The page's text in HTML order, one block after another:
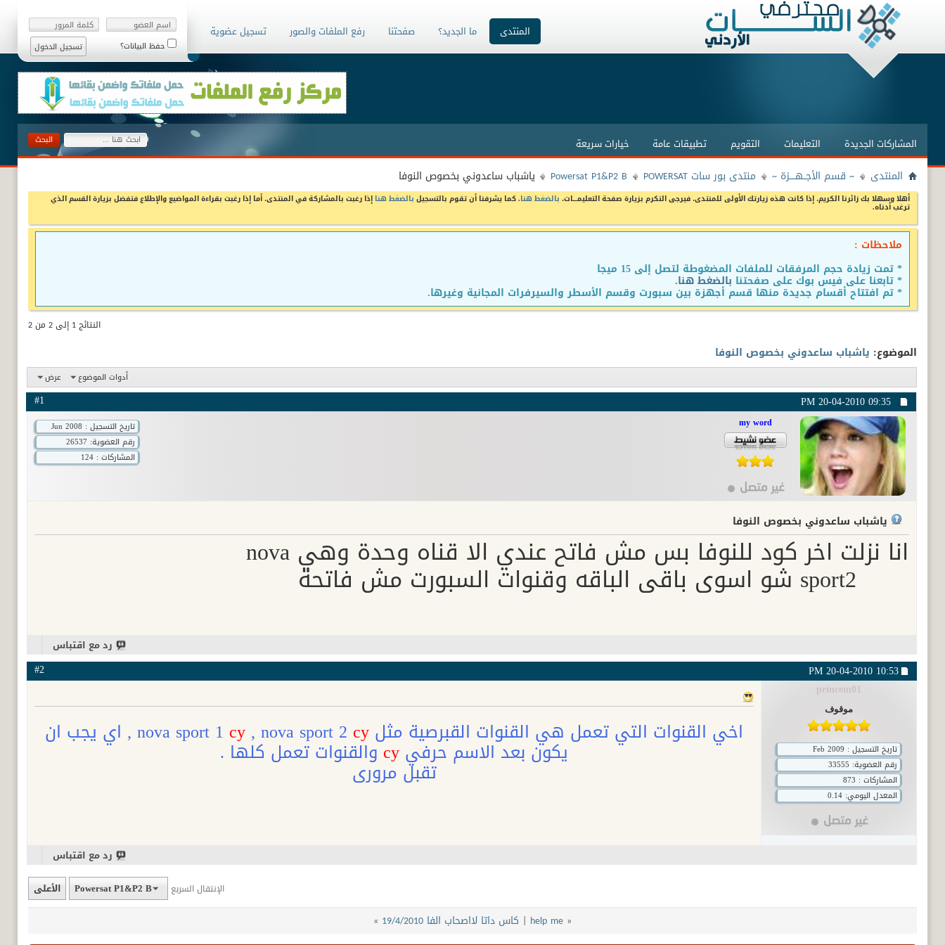
حفظ البيانات؟
المنتدى
المشاركات الجديدة التعليمات التقويم تطبيقات عامة خيارات سريعة
ما الجديد؟ صفحتنا رفع الملفات والصور تسجيل عضوية
المنتدى ~ قسم الأجــهــــزة ~ منتدى بور سات POWERSAT Powersat P1&P2 B ياشباب ساعدوني بخصوص النوفا
أهلا وسهلا بك زائرنا الكريم، إذا كانت هذه زيارتك الأولى للمنتدى، فيرجى التكرم بزيارة صفحة التعليمـــات، بالضغط هنا. كما يشرفنا أن تقوم بالتسجيل بالضغط هنا إذا رغبت بالمشاركة في المنتدى، أما إذا رغبت بقراءة المواضيع والإطلاع فتفضل بزيارة القسم الذي
ترغب أدناه.
ملاحظات :
* تمت زيادة حجم المرفقات للملفات المضغوطة لتصل إلى 15 ميجا
* تابعنا على فيس بوك على صفحتنا بالضغط هنا.
* تم افتتاح أقسام جديدة منها قسم أجهزة بين سبورت وقسم الأسطر والسيرفرات المجانية وغيرها.
النتائج 1 إلى 2 من 2
الموضوع: ياشباب ساعدوني بخصوص النوفا
أدوات الموضوع عرض
20-04-201009:35 PM
#1
my word
تاريخ التسجيل : Jun 2008
رقم العضوية:
المشاركات : 124
ياشباب ساعدوني بخصوص النوفا
انا نزلت اخر كود للنوفا بس مش فاتح عندي الا قناه وحدة وهي nova
sport2 شو اسوي باقي الباقه وقنوات السبورت مش فاتحة
رد مع اقتباس
20-04-2010 10:53 PM
#2
princem01
موقوف
تاريخ التسجيل : Feb 2009
رقم العضوية:
المشاركات : 873
المعدل اليومي: 0.14
اخي القنوات التي تعمل هي القنوات القبرصية مثل nova sport 1 cy, nova sport 2 cy , اي يجب ان
يكون بعد الاسم حرفيcyوالقنوات تعمل كلها .
تقبل مروري
رد مع اقتباس
الإنتقال السريع Powersat P1&P2 B الأعلى
«
help me
| كاس داتا لااصحاب الفا 19/4/2010 »